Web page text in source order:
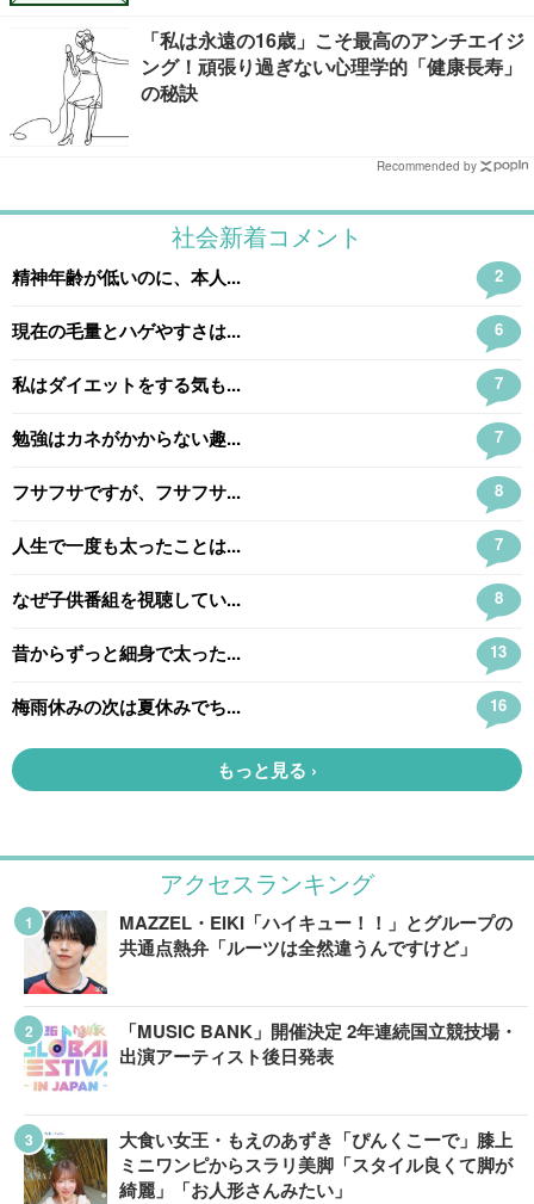
「私は永遠の16歳」こそ最高のアンチエイジ
ング！頑張り過ぎない心理学的「健康長寿」
の秘訣
Recommended by
アクセスランキング
MAZZEL・EIKI「ハイキュー！！」とグループの
共通点熱弁「ルーツは全然違うんですけど」
「MUSIC BANK」開催決定 2年連続国立競技場・
出演アーティスト後日発表
大食い女王・もえのあずき「ぴんくこーで」膝上
ミニワンピからスラリ美脚「スタイル良くて脚が
綺麗」「お人形さんみたい」